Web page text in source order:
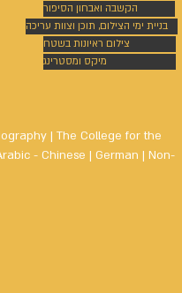
הקשבה ואבחון הסיפור
בניית ימי הצילום, תוכן וצוות עריכה
צילום ראיונות בשטח
מיקס ומסטרינג
| The College for the
- Chinese | German | Non-